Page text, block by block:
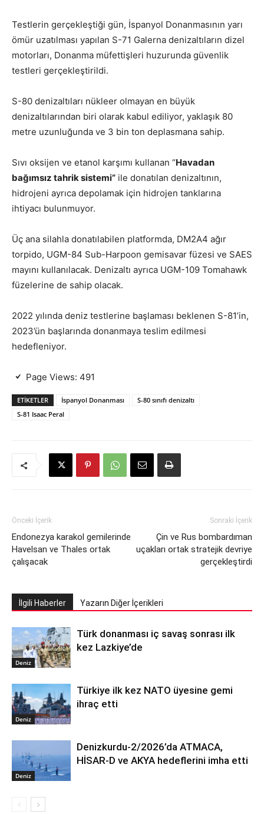
Testlerin gerçekleştiği gün, İspanyol Donanmasının yarı
ömür uzatılması yapılan S-71 Galerna denizaltıların dizel
motorları, Donanma müfettişleri huzurunda güvenlik
testleri gerçekleştirildi.
S-80 denizaltıları nükleer olmayan en büyük
denizaltılarından biri olarak kabul ediliyor, yaklaşık 80
metre uzunluğunda ve 3 bin ton deplasmana sahip.
Sıvı oksijen ve etanol karşımı kullanan “Havadan
bağımsız tahrik sistemi” ile donatılan denizaltının,
hidrojeni ayrıca depolamak için hidrojen tanklarına
ihtiyacı bulunmuyor.
Üç ana silahla donatılabilen platformda, DM2A4 ağır
torpido, UGM-84 Sub-Harpoon gemisavar füzesi ve SAES
mayını kullanılacak. Denizaltı ayrıca UGM-109 Tomahawk
füzelerine de sahip olacak.
2022 yılında deniz testlerine başlaması beklenen S-81’in,
2023’ün başlarında donanmaya teslim edilmesi
hedefleniyor.
Page Views: 491
ETIKETLER İspanyol Donanması
S-80 sınıfı denizaltı
S-81 Isaac Peral
Önceki İçerik
Endonezya karakol gemilerinde
Havelsan ve Thales ortak
çalışacak
Sonraki İçerik
Çin ve Rus bombardıman
uçakları ortak stratejik devriye
gerçekleştirdi
İlgili Haberler Yazarın Diğer İçerikleri
Deniz
Türk donanması iç savaş sonrası ilk
kez Lazkiye’de
Deniz
Türkiye ilk kez NATO üyesine gemi
ihraç etti
Deniz
Denizkurdu-2/2026’da ATMACA,
HİSAR-D ve AKYA hedeflerini imha etti